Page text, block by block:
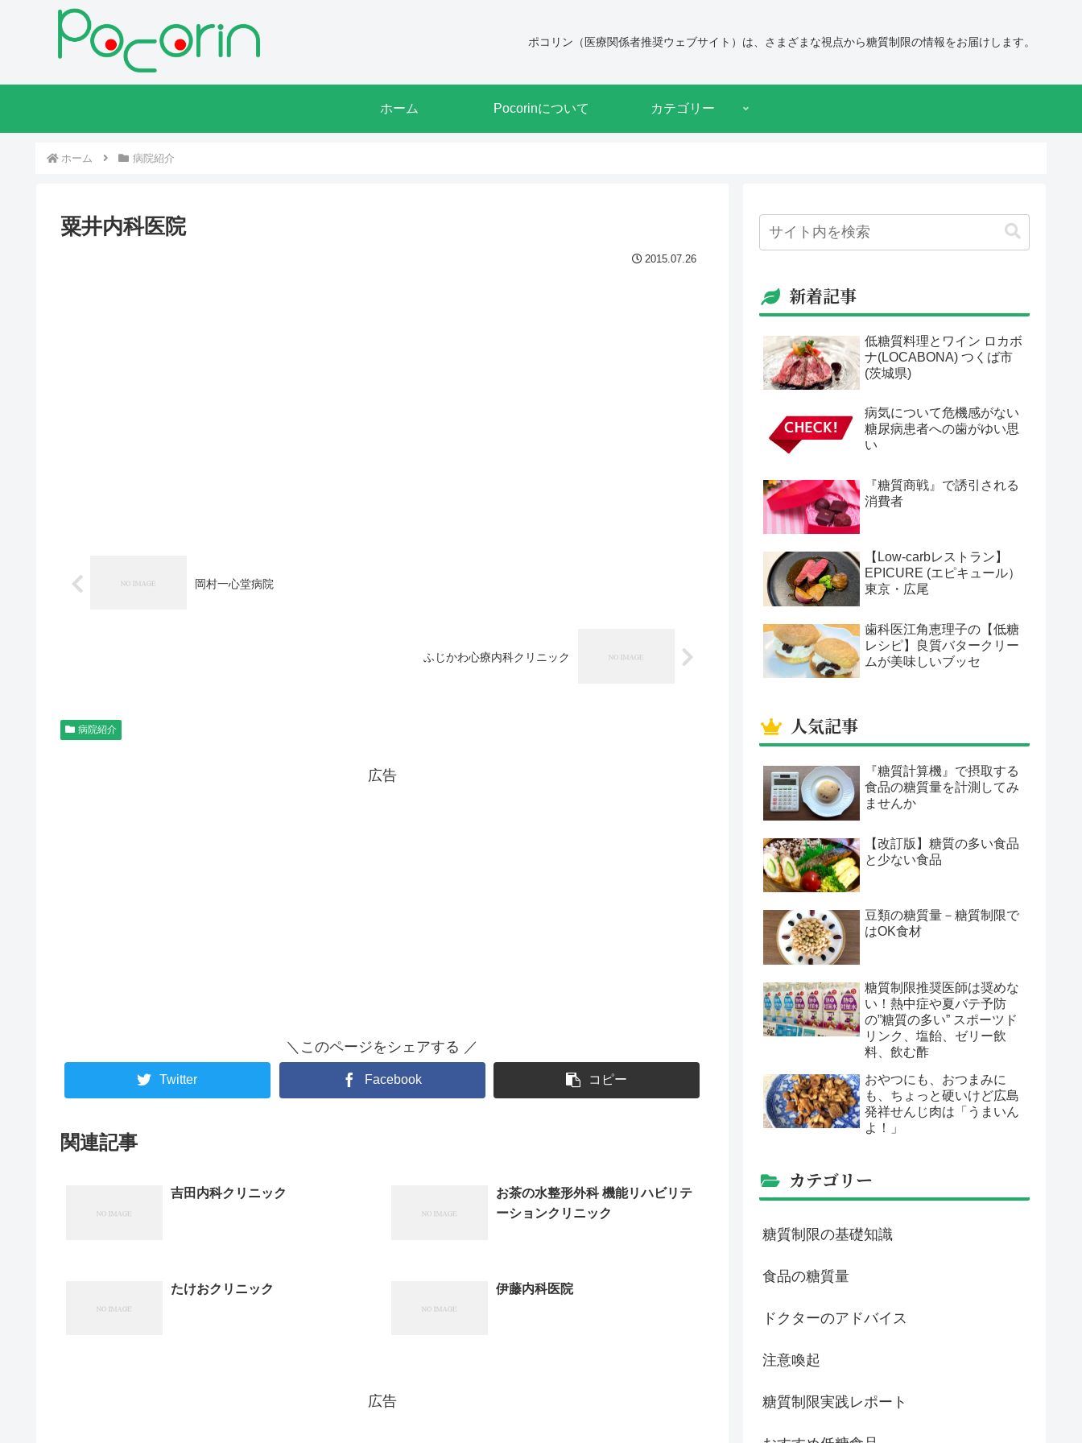
ポコリン（医療関係者推奨ウェブサイト）は、さまざまな視点から糖質制限の情報をお届けします。
ホーム Pocorinについて カテゴリー
ホーム 病院紹介
粟井内科医院
2015.07.26
岡村一心堂病院
ふじかわ心療内科クリニック
病院紹介
広告
＼このページをシェアする ／
Twitter Facebook コピー
関連記事
吉田内科クリニック
お茶の水整形外科 機能リハビリテ
ーションクリニック
たけおクリニック 伊藤内科医院
広告
新着記事
低糖質料理とワイン ロカボ
ナ(LOCABONA) つくば市
(茨城県)
病気について危機感がない
糖尿病患者への歯がゆい思
い
『糖質商戦』で誘引される
消費者
【Low-carbレストラン】
EPICURE (エピキュール）
東京・広尾
歯科医江角恵理子の【低糖
レシピ】良質バタークリー
ムが美味しいブッセ
人気記事
『糖質計算機』で摂取する
食品の糖質量を計測してみ
ませんか
【改訂版】糖質の多い食品
と少ない食品
豆類の糖質量－糖質制限で
はOK食材
糖質制限推奨医師は奨めな
い！熱中症や夏バテ予防
の”糖質の多い” スポーツド
リンク、塩飴、ゼリー飲
料、飲む酢
おやつにも、おつまみに
も、ちょっと硬いけど広島
発祥せんじ肉は「うまいん
よ！」
カテゴリー
糖質制限の基礎知識
食品の糖質量
ドクターのアドバイス
注意喚起
糖質制限実践レポート